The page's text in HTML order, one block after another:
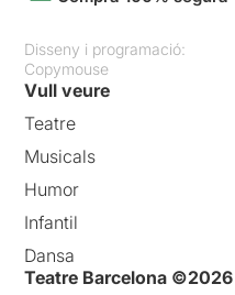
Disseny i programació:
Copymouse
Vull veure
Teatre
Musicals
Humor
Infantil
Dansa
Teatre Barcelona ©2026